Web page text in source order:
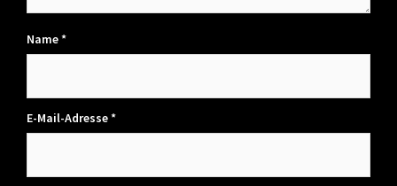
Name*
E-Mail-Adresse*